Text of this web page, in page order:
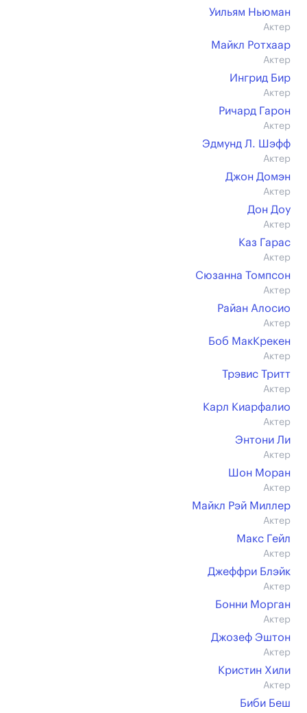
Уильям Ньюман
Актер
Майкл Ротхаар
Актер
Ингрид Бир
Актер
Ричард Гарон
Актер
Эдмунд Л. Шэфф
Актер
Джон Домэн
Актер
Дон Доу
Актер
Каз Гарас
Актер
Сюзанна Томпсон
Актер
Райан Алосио
Актер
Боб МакКрекен
Актер
Трэвис Тритт
Актер
Карл Киарфалио
Актер
Энтони Ли
Актер
Шон Моран
Актер
Майкл Рэй Миллер
Актер
Макс Гейл
Актер
Джеффри Блэйк
Актер
Бонни Морган
Актер
Джозеф Эштон
Актер
Кристин Хили
Актер
Биби Беш